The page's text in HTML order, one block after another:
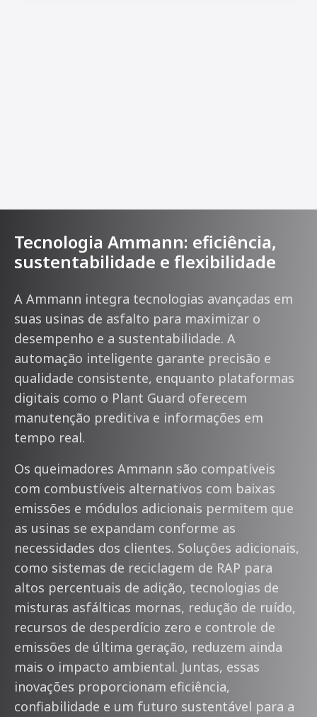
Tecnologia Ammann: eficiência,
sustentabilidade e flexibilidade
A Ammann integra tecnologias avançadas em
suas usinas de asfalto para maximizar o
desempenho e a sustentabilidade. A
automação inteligente garante precisão e
qualidade consistente, enquanto plataformas
digitais como o Plant Guard oferecem
manutenção preditiva e informações em
tempo real.
Os queimadores Ammann são compatíveis
com combustíveis alternativos com baixas
emissões e módulos adicionais permitem que
as usinas se expandam conforme as
necessidades dos clientes. Soluções adicionais,
como sistemas de reciclagem de RAP para
altos percentuais de adição, tecnologias de
misturas asfálticas mornas, redução de ruído,
recursos de desperdício zero e controle de
emissões de última geração, reduzem ainda
mais o impacto ambiental. Juntas, essas
inovações proporcionam eficiência,
confiabilidade e um futuro sustentável para a